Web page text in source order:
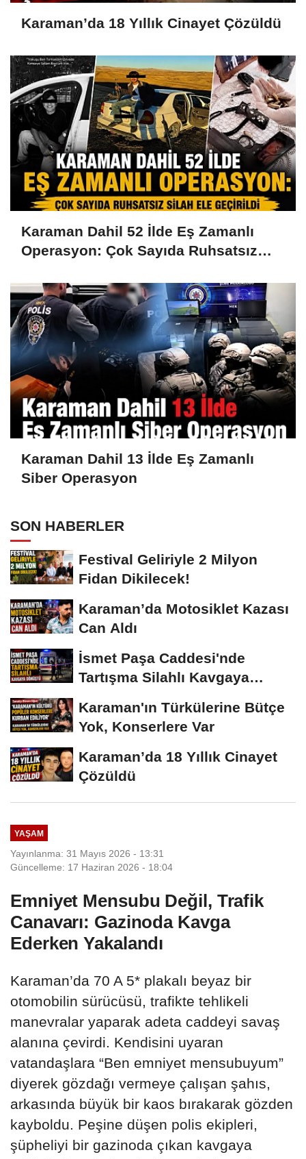
Karaman’da 18 Yıllık Cinayet Çözüldü
Karaman Dahil 52 İlde Eş Zamanlı
Operasyon: Çok Sayıda Ruhsatsız
Karaman Dahil 13 İlde Eş Zamanlı
Siber Operasyon
SON HABERLER
Festival Geliriyle 2 Milyon
Fidan Dikilecek!
Karaman’da Motosiklet Kazası
Can Aldı
İsmet Paşa Caddesi'nde
Tartışma Silahlı Kavgaya
Karaman'ın Türkülerine Bütçe
Yok, Konserlere Var
Karaman’da 18 Yıllık Cinayet
Çözüldü
YAŞAM
Yayınlanma: 31 Mayıs 2026 - 13:31
Güncelleme: 17 Haziran 2026 - 18:04
Emniyet Mensubu Değil, Trafik
Canavarı: Gazinoda Kavga
Ederken Yakalandı
Karaman’da 70 A 5* plakalı beyaz bir
otomobilin sürücüsü, trafikte tehlikeli
manevralar yaparak adeta caddeyi savaş
alanına çevirdi. Kendisini uyaran
vatandaşlara “Ben emniyet mensubuyum”
diyerek gözdağı vermeye çalışan şahıs,
arkasında büyük bir kaos bırakarak gözden
kayboldu. Peşine düşen polis ekipleri,
şüpheliyi bir gazinoda çıkan kavgaya